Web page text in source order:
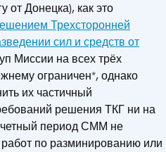
от Донецка), как это
Трехсторонней
сил и средств от
Миссии на всех трёх
ограничен*, однако
их частичный
решения ТКГ ни на
период СММ не
по разминированию или